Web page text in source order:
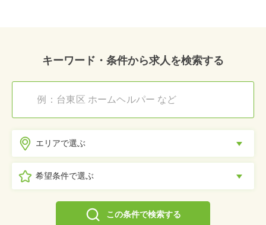
キーワード・条件から求人を検索する
エリアで選ぶ
希望条件で選ぶ
この条件で検索する